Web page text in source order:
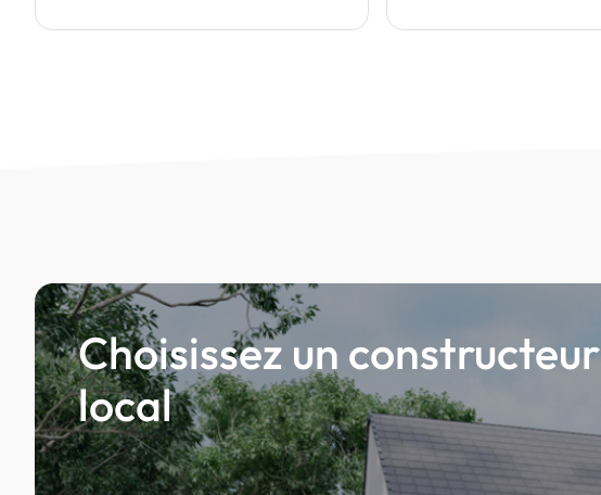
Choisissez un constructeur
local